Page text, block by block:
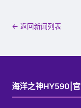
← 返回新闻列表
海洋之神HY590|